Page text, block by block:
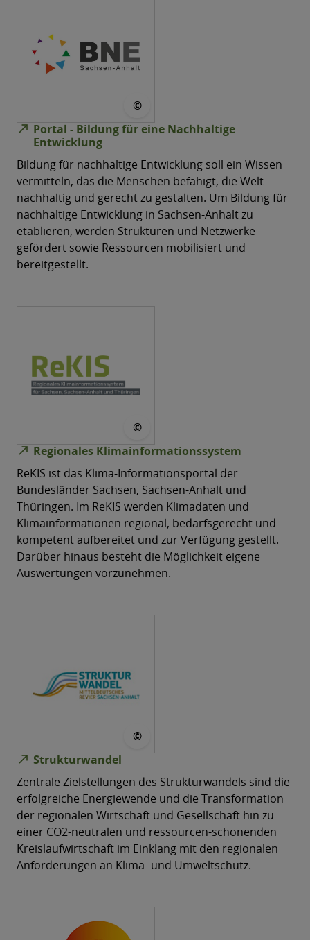
©
north_east Portal - Bildung für eine Nachhaltige
Entwicklung
Bildung für nachhaltige Entwicklung soll ein Wissen
vermitteln, das die Menschen befähigt, die Welt
nachhaltig und gerecht zu gestalten. Um Bildung für
nachhaltige Entwicklung in Sachsen-Anhalt zu
etablieren, werden Strukturen und Netzwerke
gefördert sowie Ressourcen mobilisiert und
bereitgestellt.
©
north_east Regionales Klimainformationssystem
ReKIS ist das Klima-Informationsportal der
Bundesländer Sachsen, Sachsen-Anhalt und
Thüringen. Im ReKIS werden Klimadaten und
Klimainformationen regional, bedarfsgerecht und
kompetent aufbereitet und zur Verfügung gestellt.
Darüber hinaus besteht die Möglichkeit eigene
Auswertungen vorzunehmen.
©
north_east Strukturwandel
Zentrale Zielstellungen des Strukturwandels sind die
erfolgreiche Energiewende und die Transformation
der regionalen Wirtschaft und Gesellschaft hin zu
einer CO2-neutralen und ressourcen-schonenden
Kreislaufwirtschaft im Einklang mit den regionalen
Anforderungen an Klima- und Umweltschutz.